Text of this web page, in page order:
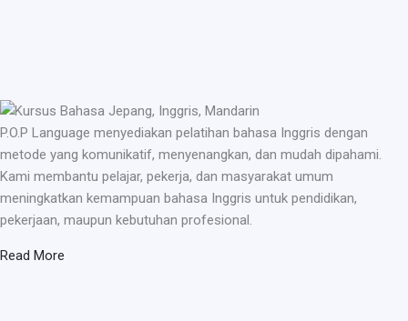
P.O.P Language menyediakan pelatihan bahasa Inggris dengan
metode yang komunikatif, menyenangkan, dan mudah dipahami.
Kami membantu pelajar, pekerja, dan masyarakat umum
meningkatkan kemampuan bahasa Inggris untuk pendidikan,
pekerjaan, maupun kebutuhan profesional.
Read More